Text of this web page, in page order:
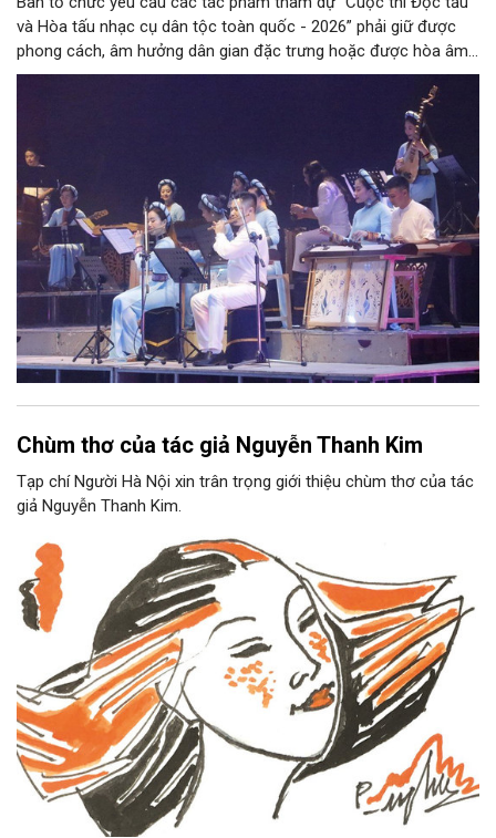
và Hòa tấu nhạc cụ dân tộc toàn quốc - 2026” phải giữ được
phong cách, âm hưởng dân gian đặc trưng hoặc được hòa âm,
phối khí mới trên nền tảng làn điệu âm nhạc truyền thống Việt
Nam, đồng thời phải được trình diễn trực tiếp bằng nhạc cụ dân
Chùm thơ của tác giả Nguyễn Thanh Kim
Tạp chí Người Hà Nội xin trân trọng giới thiệu chùm thơ của tác
giả Nguyễn Thanh Kim.